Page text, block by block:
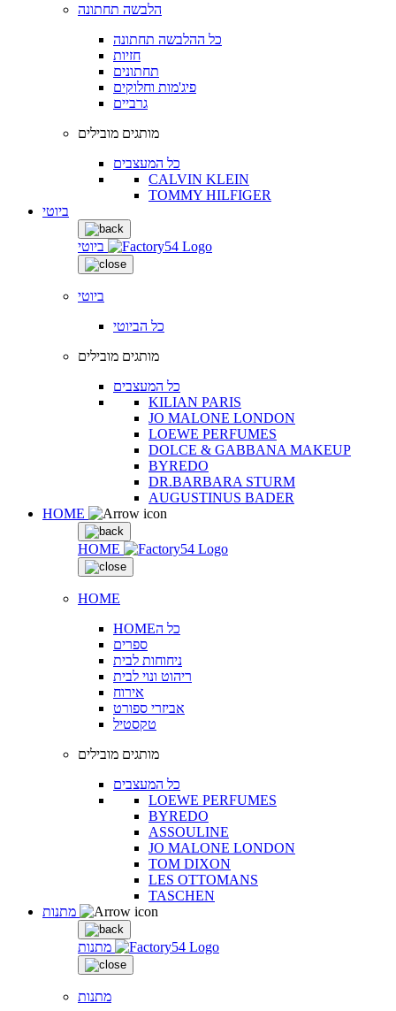
הלבשה תחתונה
כל ההלבשה תחתונה
חזיות
תחתונים
פיג'מות וחלוקים
גרביים
מותגים מובילים
כל המעצבים
CALVIN KLEIN
TOMMY HILFIGER
ביוטי
ביוטי
ביוטי
כל הביוטי
מותגים מובילים
כל המעצבים
KILIAN PARIS
JO MALONE LONDON
LOEWE PERFUMES
DOLCE & GABBANA MAKEUP
BYREDO
DR.BARBARA STURM
AUGUSTINUS BADER
HOME
HOME
HOME
HOMEכל ה
ספרים
ניחוחות לבית
ריהוט ונוי לבית
אירוח
אביזרי ספורט
טקסטיל
מותגים מובילים
כל המעצבים
LOEWE PERFUMES
BYREDO
ASSOULINE
JO MALONE LONDON
TOM DIXON
LES OTTOMANS
TASCHEN
מתנות
מתנות